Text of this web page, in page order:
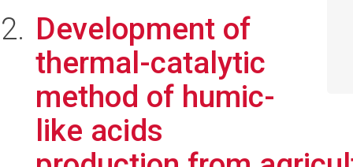
Development of
thermal-catalytic
method of humic-
like acids